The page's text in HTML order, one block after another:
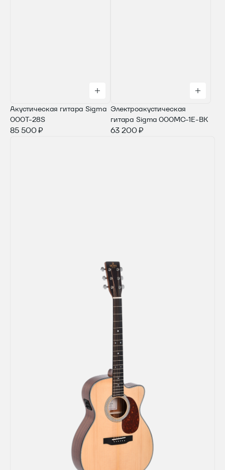
Акустическая гитара Sigma
000T-28S
85 500 ₽
Электроакустическая
гитара Sigma 000MC-1E-BK
63 200 ₽